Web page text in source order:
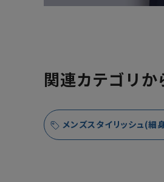
関連カテゴリ
メンズスタイリッシュ(細